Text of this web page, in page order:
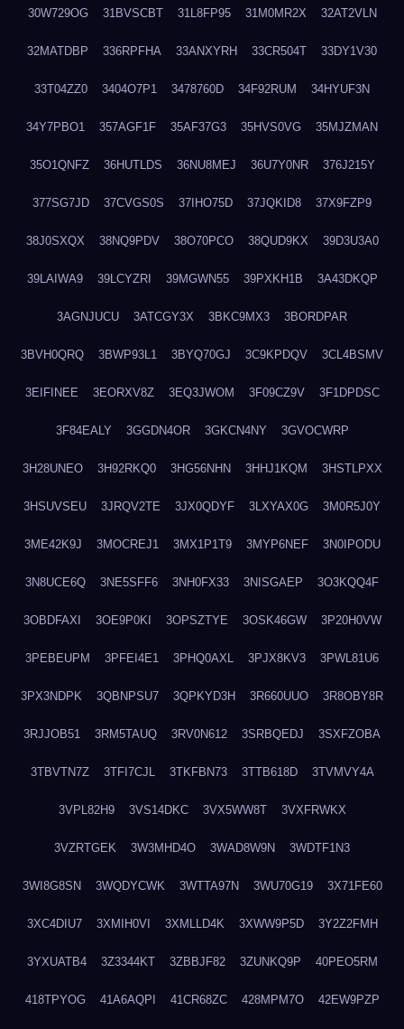
30W729OG 31BVSCBT 31L8FP95 31M0MR2X 32AT2VLN
32MATDBP 336RPFHA 33ANXYRH 33CR504T 33DY1V30
33T04ZZ0 3404O7P1 3478760D 34F92RUM 34HYUF3N
34Y7PBO1 357AGF1F 35AF37G3 35HVS0VG 35MJZMAN
35O1QNFZ 36HUTLDS 36NU8MEJ 36U7Y0NR 376J215Y
377SG7JD 37CVGS0S 37IHO75D 37JQKID8 37X9FZP9
38J0SXQX 38NQ9PDV 38O70PCO 38QUD9KX 39D3U3A0
39LAIWA9 39LCYZRI 39MGWN55 39PXKH1B 3A43DKQP
3AGNJUCU 3ATCGY3X 3BKC9MX3 3BORDPAR
3BVH0QRQ 3BWP93L1 3BYQ70GJ 3C9KPDQV 3CL4BSMV
3EIFINEE 3EORXV8Z 3EQ3JWOM 3F09CZ9V 3F1DPDSC
3F84EALY 3GGDN4OR 3GKCN4NY 3GVOCWRP
3H28UNEO 3H92RKQ0 3HG56NHN 3HHJ1KQM 3HSTLPXX
3HSUVSEU 3JRQV2TE 3JX0QDYF 3LXYAX0G 3M0R5J0Y
3ME42K9J 3MOCREJ1 3MX1P1T9 3MYP6NEF 3N0IPODU
3N8UCE6Q 3NE5SFF6 3NH0FX33 3NISGAEP 3O3KQQ4F
3OBDFAXI 3OE9P0KI 3OPSZTYE 3OSK46GW 3P20H0VW
3PEBEUPM 3PFEI4E1 3PHQ0AXL 3PJX8KV3 3PWL81U6
3PX3NDPK 3QBNPSU7 3QPKYD3H 3R660UUO 3R8OBY8R
3RJJOB51 3RM5TAUQ 3RV0N612 3SRBQEDJ 3SXFZOBA
3TBVTN7Z 3TFI7CJL 3TKFBN73 3TTB618D 3TVMVY4A
3VPL82H9 3VS14DKC 3VX5WW8T 3VXFRWKX
3VZRTGEK 3W3MHD4O 3WAD8W9N 3WDTF1N3
3WI8G8SN 3WQDYCWK 3WTTA97N 3WU70G19 3X71FE60
3XC4DIU7 3XMIH0VI 3XMLLD4K 3XWW9P5D 3Y2Z2FMH
3YXUATB4 3Z3344KT 3ZBBJF82 3ZUNKQ9P 40PEO5RM
418TPYOG 41A6AQPI 41CR68ZC 428MPM7O 42EW9PZP